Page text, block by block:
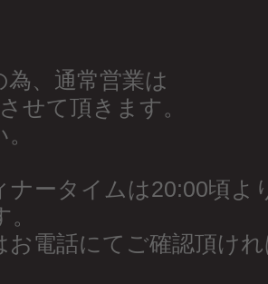
為、通常営業は
せて頂きます。
ナータイムは20:00頃よ
お電話にてご確認頂け